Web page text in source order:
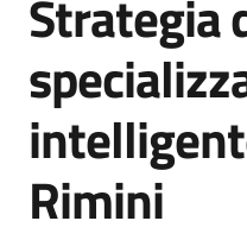
s
e
m
d
Strategia
Rimini